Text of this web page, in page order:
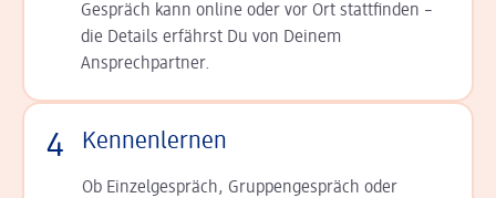
Gespräch kann online oder vor Ort statt­finden –
die Details er­fährst Du von Deinem
Ansprechpartner.
4 Kennenlernen
Ob Einzelgespräch, Grup­pen­gespräch oder